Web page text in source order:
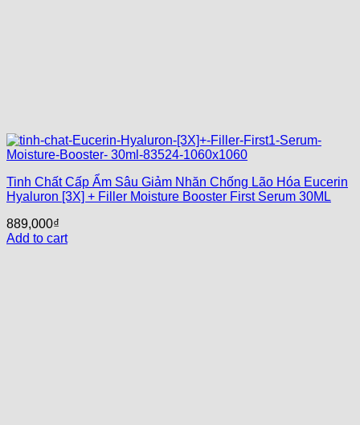
Tinh Chất Cấp Ẩm Sâu Giảm Nhăn Chống Lão Hóa Eucerin
Hyaluron [3X] + Filler Moisture Booster First Serum 30ML
889,000₫
Add to cart